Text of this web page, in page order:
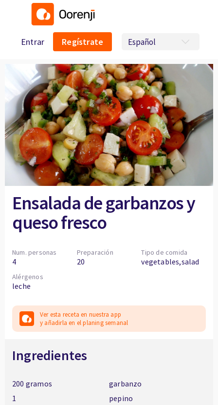
Entrar Regístrate
Ensalada de garbanzos y
queso fresco
Num. personas
4
Preparación
20
Tipo de comida
vegetables,salad
Alérgenos
leche
Ver esta receta en nuestra app
y añadirla en el planing semanal
Ingredientes
200 gramos
garbanzo
1
pepino